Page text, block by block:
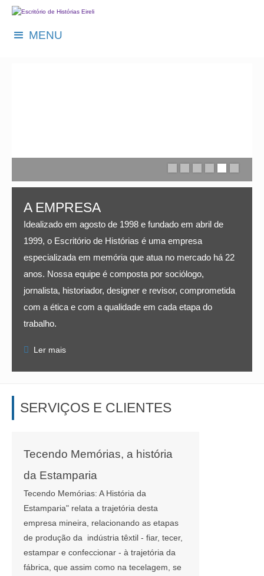
MENU
A EMPRESA
Idealizado em agosto de 1998 e fundado em abril de
1999, o Escritório de Histórias é uma empresa
especializada em memória que atua no mercado há 22
anos. Nossa equipe é composta por sociólogo,
jornalista, historiador, designer e revisor, comprometida
com a ética e com a qualidade em cada etapa do
trabalho.
 Ler mais
SERVIÇOS E CLIENTES
Tecendo Memórias, a história
da Estamparia
Tecendo Memórias: A História da
Estamparia" relata a trajetória desta
empresa mineira, relacionando as etapas
de produção da indústria têxtil - fiar, tecer,
estampar e confeccionar - à trajetória da
fábrica, que assim como na tecelagem, se